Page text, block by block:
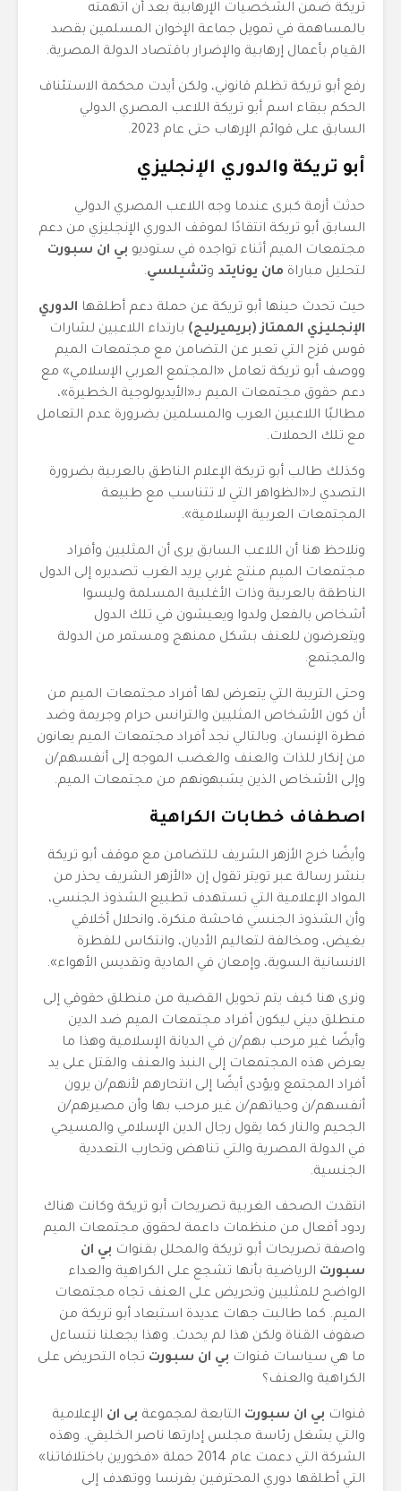
تريكة ضمن الشخصيات الإرهابية بعد أن اتهمته
بالمساهمة في تمويل جماعة الإخوان المسلمين بقصد
القيام بأعمال إرهابية والإضرار باقتصاد الدولة المصرية.
رفع أبو تريكة تظلم قانوني، ولكن أيدت محكمة الاستئناف
الحكم ببقاء اسم أبو تريكة اللاعب المصري الدولي
السابق على قوائم الإرهاب حتى عام 2023.
أبو تريكة والدوري الإنجليزي
حدثت أزمة كبرى عندما وجه اللاعب المصري الدولي
السابق أبو تريكة انتقادًا لموقف الدوري الإنجليزي من دعم
مجتمعات الميم أثناء تواجده في ستوديو بي ان سبورت
لتحليل مباراة مان يونايتد وتشيلسي.
حيث تحدث حينها أبو تريكة عن حملة دعم أطلقها الدوري
الإنجليزي الممتاز (بريميرليج) بارتداء اللاعبين لشارات
قوس قزح التي تعبر عن التضامن مع مجتمعات الميم
ووصف أبو تريكة تعامل «المجتمع العربي الإسلامي» مع
دعم حقوق مجتمعات الميم بـ«الأيديولوجية الخطيرة»،
مطالبًا اللاعبين العرب والمسلمين بضرورة عدم التعامل
مع تلك الحملات.
وكذلك طالب أبو تريكة الإعلام الناطق بالعربية بضرورة
التصدي لـ«الظواهر التي لا تتناسب مع طبيعة
المجتمعات العربية الإسلامية».
ونلاحظ هنا أن اللاعب السابق يرى أن المثليين وأفراد
مجتمعات الميم منتج غربي يريد الغرب تصديره إلى الدول
الناطقة بالعربية وذات الأغلبية المسلمة وليسوا
أشخاص بالفعل ولدوا ويعيشون في تلك الدول
ويتعرضون للعنف بشكل ممنهج ومستمر من الدولة
والمجتمع.
وحتى التريبة التي يتعرض لها أفراد مجتمعات الميم من
أن كون الأشخاص المثليين والترانس حرام وجريمة وضد
فطرة الإنسان. وبالتالي نجد أفراد مجتمعات الميم يعانون
من إنكار للذات والعنف والغضب الموجه إلى أنفسهم/ن
وإلى الأشخاص الذين يشبهونهم من مجتمعات الميم.
اصطفاف خطابات الكراهية
وأيضًا خرج الأزهر الشريف للتضامن مع موقف أبو تريكة
بنشر رسالة عبر تويتر تقول إن «الأزهر الشريف يحذر من
المواد الإعلامية التي تستهدف تطبيع الشذوذ الجنسي،
وأن الشذوذ الجنسي فاحشة منكرة، وانحلال أخلاقي
بغيض، ومخالفة لتعاليم الأديان، وانتكاس للفطرة
الانسانية السوية، وإمعان في المادية وتقديس الأهواء».
ونرى هنا كيف يتم تحويل القضية من منطلق حقوقي إلى
منطلق ديني ليكون أفراد مجتمعات الميم ضد الدين
وأيضًا غير مرحب بهم/ن في الديانة الإسلامية وهذا ما
يعرض هذه المجتمعات إلى النبذ والعنف والقتل على يد
أفراد المجتمع ويؤدى أيضًا إلى انتحارهم لأنهم/ن يرون
أنفسهم/ن وحياتهم/ن غير مرحب بها وأن مصيرهم/ن
الجحيم والنار كما يقول رجال الدين الإسلامي والمسيحي
في الدولة المصرية والتي تناهض وتحارب التعددية
الجنسية.
انتقدت الصحف الغربية تصريحات أبو تريكة وكانت هناك
ردود أفعال من منظمات داعمة لحقوق مجتمعات الميم
واصفة تصريحات أبو تريكة والمحلل بقنوات بي ان
سبورت الرياضية بأنها تشجع على الكراهية والعداء
الواضح للمثليين وتحريض على العنف تجاه مجتمعات
الميم. كما طالبت جهات عديدة استبعاد أبو تريكة من
صفوف القناة ولكن هذا لم يحدث. وهذا يجعلنا نتساءل
ما هي سياسات قنوات بي ان سبورت تجاه التحريض على
الكراهية والعنف؟
قنوات بي ان سبورت التابعة لمجموعة بى ان الإعلامية
والتي يشغل رئاسة مجلس إدارتها ناصر الخليفي. وهذه
الشركة التي دعمت عام 2014 حملة «فخورين باختلافاتنا»
التي أطلقها دوري المحترفين بفرنسا ووتهدف إلى